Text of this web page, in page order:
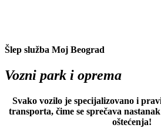
Šlep služba Moj Beograd
Vozni park i oprema
Svako vozilo je specijalizovano i
transporta, čime se sprečava
oštećenja!